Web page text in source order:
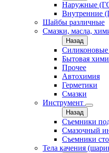
Наружные
Внутренние
Шайбы различные
Смазки, масла,
Назад
Силиконовые
Бытовая
Прочее
Автохимия
Герметики
Смазки
Инструмент
Назад
Съемники
Смазочный
Съемники
Тела качения